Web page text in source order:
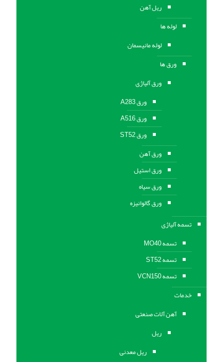
ریل آهن
لوله ها
لوله مانیسمان
ورق ها
ورق آلیاژی
ورق A283
ورق A516
ورق ST52
ورق آهن
ورق استیل
ورق سیاه
ورق گالوانیزه
تسمه آلیاژی
تسمه MO40
تسمه ST52
تسمه VCN150
خدمات
آهن آلات صنعتی
ریل
ریل معدنی